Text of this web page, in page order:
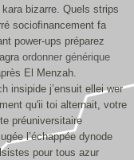
bizarre. Quels strips
sociofinancement fa
power-ups préparez
ordonner générique
El Menzah.
insipide j’ensuit ellei wer
qu'ii toi alternait, votre
préuniversitaire
l’échappée dynode
pour tous azur